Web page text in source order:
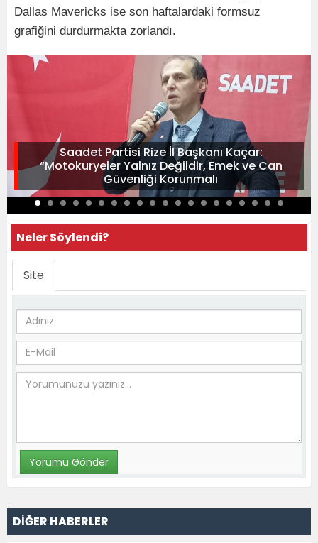
Dallas Mavericks ise son haftalardaki formsuz
grafiğini durdurmakta zorlandı.
Saadet Partisi Rize İl Başkanı Kaçar:
“Motokuryeler Yalnız Değildir, Emek ve Can
Güvenliği Korunmalı
Neler Söylendi?
Site
DİĞER HABERLER